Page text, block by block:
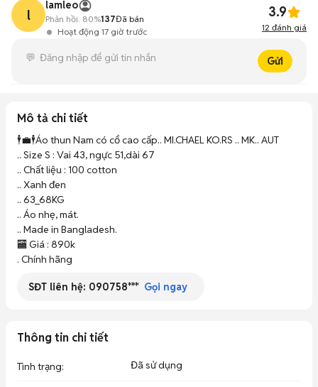
l
lamleo
Hoạt động 17 giờ trước
Phản hồi: 80%137Đã bán 3.9
12 đánh giá
Gửi
Mô tả chi tiết
🕴️💼🕴️Áo thun Nam có cổ cao cấp.. MI.CHAEL KO.RS .. MK.. AUT
.. Size S : Vai 43, ngực 51,dài 67
.. Chất liệu : 100 cotton
.. Xanh đen
.. 63_68KG
.. Áo nhẹ, mát.
.. Made in Bangladesh.
🏧 Giá : 890k
. Chính hãng
SĐT liên hệ: 090758*** Gọi ngay
Thông tin chi tiết
Tình trạng: Đã sử dụng